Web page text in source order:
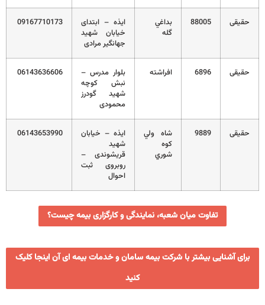
حقیقی 88005
بداغي
گله
ایذه – ابتدای
خیابان شهید
جهانگیر مرادی
09167710173
حقیقی 6896 افراشته
بلوار مدرس –
نبش کوچه
شهید گودرز
محمودی
06143636606
حقیقی 9889
شاه ولي
كوه
شوري
ایذه – خیابان
شهید
قریشوندی –
روبروی ثبت
احوال
06143653990
تفاوت میان شعبه، نمایندگی و کارگزاری بیمه چیست؟
برای آشنایی بیشتر با شرکت بیمه سامان و خدمات بیمه ای آن اینجا کلیک
کنید